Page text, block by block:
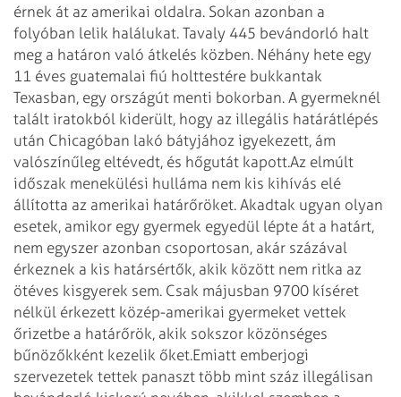
érnek át az amerikai oldalra. Sokan azonban a
folyóban lelik halálukat. Tavaly 445 bevándorló halt
meg a határon való átkelés közben. Néhány hete egy
11 éves guatemalai fiú holttestére bukkantak
Texasban, egy országút menti bokorban. A gyermeknél
talált iratokból kiderült, hogy az illegális határátlépés
után Chicagóban lakó bátyjához igyekezett, ám
valószínűleg eltévedt, és hőgutát kapott.Az elmúlt
időszak menekülési hulláma nem kis kihívás elé
állította az amerikai határőröket. Akadtak ugyan olyan
esetek, amikor egy gyermek egyedül lépte át a határt,
nem egyszer azonban csoportosan, akár százával
érkeznek a kis határsértők, akik között nem ritka az
ötéves kisgyerek sem. Csak májusban 9700 kíséret
nélkül érkezett közép-amerikai gyermeket vettek
őrizetbe a határőrök, akik sokszor közönséges
bűnözőkként kezelik őket.Emiatt emberjogi
szervezetek tettek panaszt több mint száz illegálisan